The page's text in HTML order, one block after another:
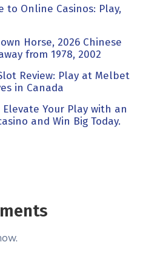
to Online Casinos: Play,
Horse, 2026 Chinese
from 1978, 2002
Review: Play at Melbet
in Canada
Your Play with an
and Win Big Today.